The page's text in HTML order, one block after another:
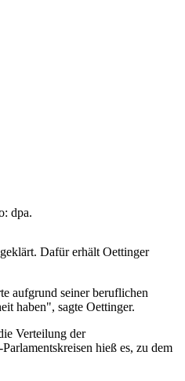
dpa.
Dafür erhält Oettinger
aufgrund seiner beruflichen
haben", sagte Oettinger.
Verteilung der
hieß es, zu dem